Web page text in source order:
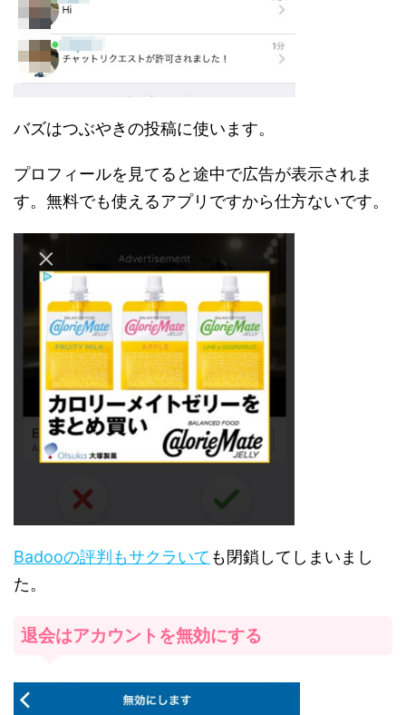
バズはつぶやきの投稿に使います。
プロフィールを見てると途中で広告が表示されま
す。無料でも使えるアプリですから仕方ないです。
Badooの評判もサクラいて も閉鎖してしまいまし
た。
退会はアカウントを無効にする